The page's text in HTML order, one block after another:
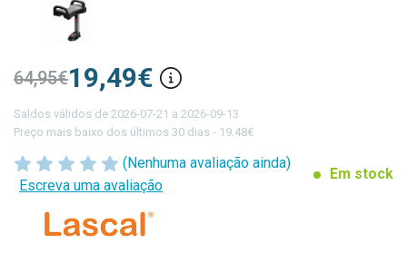
(Nenhuma avaliação ainda)
Escreva uma avaliação
Em stock
19,49€
64,95€
Saldos válidos de 2026-07-21 a 2026-09-13
Preço mais baixo dos últimos 30 dias - 19.48€